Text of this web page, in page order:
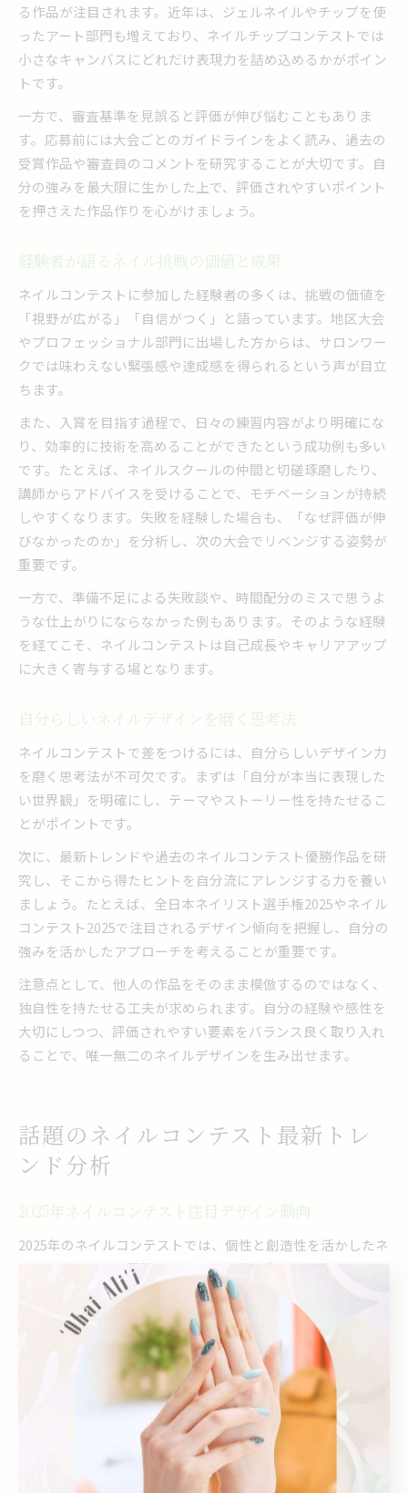
る作品が注目されます。近年は、ジェルネイルやチップを使
ったアート部門も増えており、ネイルチップコンテストでは
小さなキャンバスにどれだけ表現力を詰め込めるかがポイン
トです。
一方で、審査基準を見誤ると評価が伸び悩むこともありま
す。応募前には大会ごとのガイドラインをよく読み、過去の
受賞作品や審査員のコメントを研究することが大切です。自
分の強みを最大限に生かした上で、評価されやすいポイント
を押さえた作品作りを心がけましょう。
経験者が語るネイル挑戦の価値と成果
ネイルコンテストに参加した経験者の多くは、挑戦の価値を
「視野が広がる」「自信がつく」と語っています。地区大会
やプロフェッショナル部門に出場した方からは、サロンワー
クでは味わえない緊張感や達成感を得られるという声が目立
ちます。
また、入賞を目指す過程で、日々の練習内容がより明確にな
り、効率的に技術を高めることができたという成功例も多い
です。たとえば、ネイルスクールの仲間と切磋琢磨したり、
講師からアドバイスを受けることで、モチベーションが持続
しやすくなります。失敗を経験した場合も、「なぜ評価が伸
びなかったのか」を分析し、次の大会でリベンジする姿勢が
重要です。
一方で、準備不足による失敗談や、時間配分のミスで思うよ
うな仕上がりにならなかった例もあります。そのような経験
を経てこそ、ネイルコンテストは自己成長やキャリアアップ
に大きく寄与する場となります。
自分らしいネイルデザインを磨く思考法
ネイルコンテストで差をつけるには、自分らしいデザイン力
を磨く思考法が不可欠です。まずは「自分が本当に表現した
い世界観」を明確にし、テーマやストーリー性を持たせるこ
とがポイントです。
次に、最新トレンドや過去のネイルコンテスト優勝作品を研
究し、そこから得たヒントを自分流にアレンジする力を養い
ましょう。たとえば、全日本ネイリスト選手権2025やネイル
コンテスト2025で注目されるデザイン傾向を把握し、自分の
強みを活かしたアプローチを考えることが重要です。
注意点として、他人の作品をそのまま模倣するのではなく、
独自性を持たせる工夫が求められます。自分の経験や感性を
大切にしつつ、評価されやすい要素をバランス良く取り入れ
ることで、唯一無二のネイルデザインを生み出せます。
話題のネイルコンテスト最新トレ
ンド分析
2025年ネイルコンテスト注目デザイン動向
2025年のネイルコンテストでは、個性と創造性を活かしたネ
イルデザインが一層注目されています。中でも、ネイルアー
トコンテストやネイルコンテストデザイン部門では、シンプ
ルな中にも繊細なアートや色彩のバランスが重視される傾向
が見られます。最新トレンドとしては、ニュアンスカラーや
立体的な装飾を取り入れたデザインが審査員から高評価を得
なぜこのような傾向が強まっているのかというと、ネイルコ
ンテストの審査基準が「技術力」と「独創性」の両立を求め
ているためです。たとえば全日本ネイリスト選手権などの大